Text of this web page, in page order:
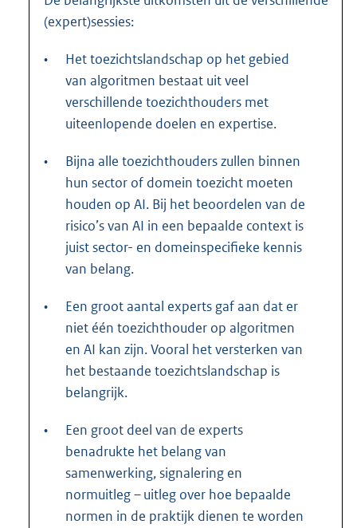
(expert)sessies:
•
Het toezichtslandschap op het gebied
van algoritmen bestaat uit veel
verschillende toezichthouders met
uiteenlopende doelen en expertise.
•
Bijna alle toezichthouders zullen binnen
hun sector of domein toezicht moeten
houden op AI. Bij het beoordelen van de
risico’s van AI in een bepaalde context is
juist sector- en domeinspecifieke kennis
van belang.
•
Een groot aantal experts gaf aan dat er
niet één toezichthouder op algoritmen
en AI kan zijn. Vooral het versterken van
het bestaande toezichtslandschap is
belangrijk.
•
Een groot deel van de experts
benadrukte het belang van
samenwerking, signalering en
normuitleg – uitleg over hoe bepaalde
normen in de praktijk dienen te worden